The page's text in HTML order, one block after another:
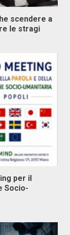
scendere a
le stragi
per il
Socio-